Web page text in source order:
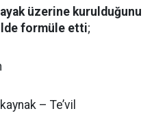
üzerine kurulduğunu
formüle etti;
– Te’vil